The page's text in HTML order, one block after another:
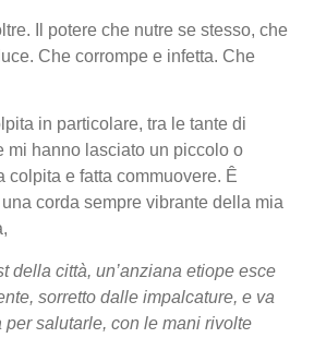
Il potere che nutre se stesso, che
Che corrompe e infetta. Che
in particolare, tra le tante di
mi hanno lasciato un piccolo o
colpita e fatta commuovere. Ê
corda sempre vibrante della mia
della città, un’anziana etiope esce
sorretto dalle impalcature, e va
per salutarle, con le mani rivolte